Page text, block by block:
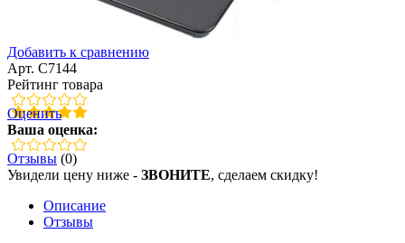
Добавить к сравнению
Арт. C7144
Рейтинг товара
Оценить
Ваша оценка:
Отзывы (0)
Увидели цену ниже - ЗВОНИТЕ, сделаем скидку!
Описание
Отзывы